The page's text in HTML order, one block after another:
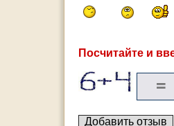
Посчитайте и